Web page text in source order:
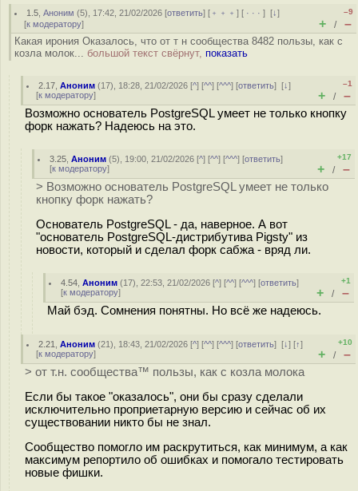
1.5 ,Аноним (5), 17:42, 21/02/2026 [ответить] [ ﹢﹢﹢] [ · · ·][↓]
[к модератору]
–9
+ / –
Какая ирония Оказалось, что от т н сообщества 8482 пользы, как с
козла молок... большой текст свёрнут, показать
2.17 ,Аноним (17), 18:28, 21/02/2026 [^] [^^] [^^^] [ответить][↓]
[к модератору]
–1
+ / –
Возможно основатель PostgreSQL умеет не только кнопку
форк нажать? Надеюсь на это.
3.25 ,Аноним (5), 19:00, 21/02/2026 [^] [^^] [^^^] [ответить]
[к модератору]
+17
+ / –
> Возможно основатель PostgreSQL умеет не только
кнопку форк нажать?
Основатель PostgreSQL - да, наверное. А вот
"основатель PostgreSQL-дистрибутива Pigsty" из
новости, который и сделал форк сабжа - вряд ли.
4.54 ,Аноним (17), 22:53, 21/02/2026 [^] [^^] [^^^] [ответить]
[к модератору]
+1
+ / –
Май бэд. Сомнения понятны. Но всё же надеюсь.
2.21 ,Аноним (21), 18:43, 21/02/2026 [^] [^^] [^^^] [ответить][↓] [↑]
[к модератору]
+10
+ / –
> от т.н. сообщества™ пользы, как с козла молока
Если бы такое "оказалось", они бы сразу сделали
исключительно проприетарную версию и сейчас об их
существовании никто бы не знал.
Сообщество помогло им раскрутиться, как минимум, а как
максимум репортило об ошибках и помогало тестировать
новые фишки.